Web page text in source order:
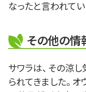
なったと言われてい
その他の情
サワラは、 その涼
られてきました。